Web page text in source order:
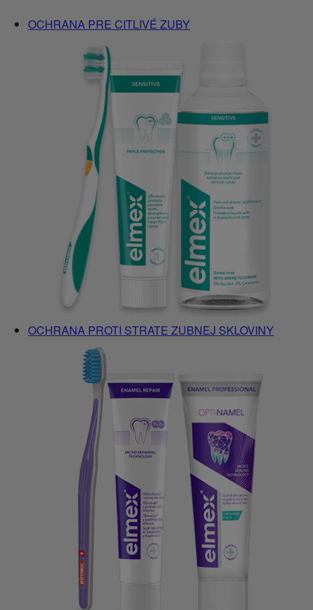
OCHRANA PRE CITLIVÉ ZUBY
OCHRANA PROTI STRATE ZUBNEJ SKLOVINY